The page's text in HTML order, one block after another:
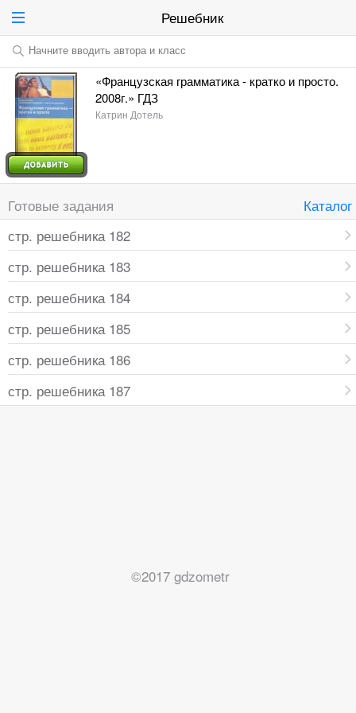
Решебник
Начните вводить автора и класс
«Французская грамматика - кратко и просто.
2008г.» ГДЗ
Катрин Дотель
Готовые задания
Каталог
стр. решебника 182
стр. решебника 183
стр. решебника 184
стр. решебника 185
стр. решебника 186
стр. решебника 187
©2017 gdzometr